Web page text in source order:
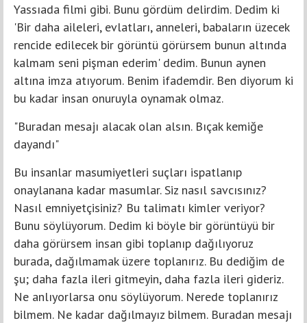
Yassıada filmi gibi. Bunu gördüm delirdim. Dedim ki
'Bir daha aileleri, evlatları, anneleri, babaların üzecek
rencide edilecek bir görüntü görürsem bunun altında
kalmam seni pişman ederim' dedim. Bunun aynen
altına imza atıyorum. Benim ifademdir. Ben diyorum ki
bu kadar insan onuruyla oynamak olmaz.
"Buradan mesajı alacak olan alsın. Bıçak kemiğe
dayandı"
Bu insanlar masumiyetleri suçları ispatlanıp
onaylanana kadar masumlar. Siz nasıl savcısınız?
Nasıl emniyetçisiniz? Bu talimatı kimler veriyor?
Bunu söylüyorum. Dedim ki böyle bir görüntüyü bir
daha görürsem insan gibi toplanıp dağılıyoruz
burada, dağılmamak üzere toplanırız. Bu dediğim de
şu; daha fazla ileri gitmeyin, daha fazla ileri gideriz.
Ne anlıyorlarsa onu söylüyorum. Nerede toplanırız
bilmem. Ne kadar dağılmayız bilmem. Buradan mesajı